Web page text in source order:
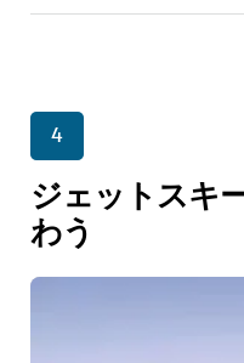
4
ジェットスキ
わう